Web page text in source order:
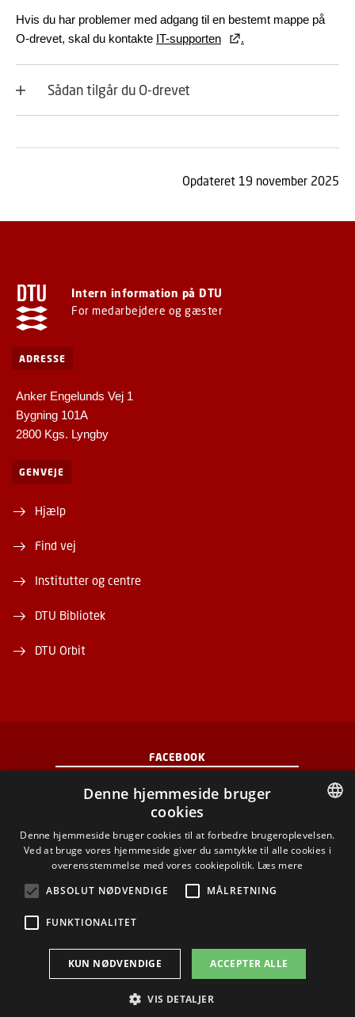
Hvis du har problemer med adgang til en bestemt mappe på
O-drevet, skal du kontakte IT-supporten .
Sådan tilgår du O-drevet
Opdateret 19 november 2025
Intern information på DTU
For medarbejdere og gæster
ADRESSE
Anker Engelunds Vej 1
Bygning 101A
2800 Kgs. Lyngby
GENVEJE
Hjælp
Find vej
Institutter og centre
DTU Bibliotek
DTU Orbit
FACEBOOK
INSTAGRAM
LINKEDIN
Brug af personoplysninger
Cookieoversigt
Tilgængelighedserklæring
DANISH
Denne hjemmeside bruger
cookies
Denne hjemmeside bruger cookies til at forbedre brugeroplevelsen.
Ved at bruge vores hjemmeside giver du samtykke til alle cookies i
overensstemmelse med vores cookiepolitik. Læs mere
ABSOLUT NØDVENDIGE
MÅLRETNING
FUNKTIONALITET
ACCEPTER ALLE
KUN NØDVENDIGE
VIS DETALJER